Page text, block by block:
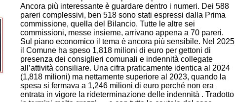
Ancora più interessante è guardare dentro i numeri. Dei 588
pareri complessivi, ben 518 sono stati espressi dalla Prima
commissione, quella del Bilancio. Tutte le altre sei
commissioni, messe insieme, arrivano appena a 70 pareri.
Sul piano economico il tema è ancora più sensibile. Nel 2025
il Comune ha speso 1,818 milioni di euro per gettoni di
presenza dei consiglieri comunali e indennità collegate
all’attività consiliare. Una cifra praticamente identica al 2024
(1,818 milioni) ma nettamente superiore al 2023, quando la
spesa si fermava a 1,246 milioni di euro perché non era
entrata in vigore la rideterminazione delle indennità . Tradotto